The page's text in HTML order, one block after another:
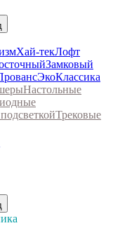
Хай-текЛофт
Замковый
ЭкоКлассика
Настольные
Трековые